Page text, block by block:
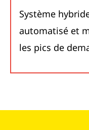
Système
automatisé et
les pics de